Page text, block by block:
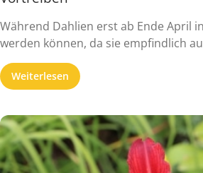
Während Dahlien erst ab Ende April
werden können, da sie empfindlich
Weiterlesen